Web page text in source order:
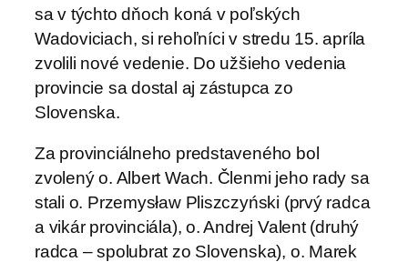
sa v týchto dňoch koná v poľských
Wadoviciach, si rehoľníci v stredu 15. apríla
zvolili nové vedenie. Do užšieho vedenia
provincie sa dostal aj zástupca zo
Slovenska.
Za provinciálneho predstaveného bol
zvolený o. Albert Wach. Členmi jeho rady sa
stali o. Przemysław Pliszczyński (prvý radca
a vikár provinciála), o. Andrej Valent (druhý
radca – spolubrat zo Slovenska), o. Marek